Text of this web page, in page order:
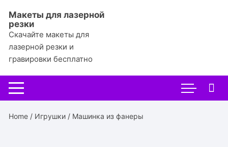
содержимому
Макеты для лазерной
резки
Скачайте макеты для
лазерной резки и
гравировки бесплатно
Home / Игрушки / Машинка из фанеры